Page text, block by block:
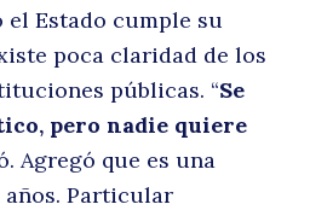
el Estado cumple su
poca claridad de los
públicas. “Se
pero nadie quiere
Agregó que es una
Particular